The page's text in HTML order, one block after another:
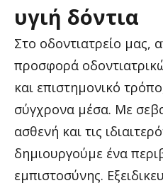
υγιή δόντια
Στο οδοντιατρείο μας,
προσφορά
και επιστημονικό
σύγχρονα μέσα. Με
ασθενή και τις
δημιουργούμε ένα
εμπιστοσύνης.